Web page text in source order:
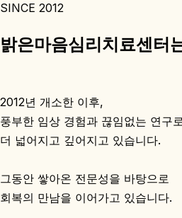
SINCE 2012
밝은마음심리치료센터
2012년 개소한 이후,
풍부한 임상 경험과 끊임없는 연구
더 넓어지고 깊어지고 있습니다.
그동안 쌓아온 전문성을 바탕으로
회복의 만남을 이어가고 있습니다.